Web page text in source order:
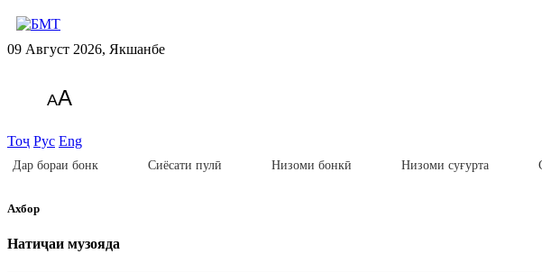
09 Август 2026, Якшанбе
AA
Тоҷ Рус Eng
Дар бораи бонк Сиёсати пулӣ Низоми бонкӣ Низоми суғурта
Ахбор
Натиҷаи музояда